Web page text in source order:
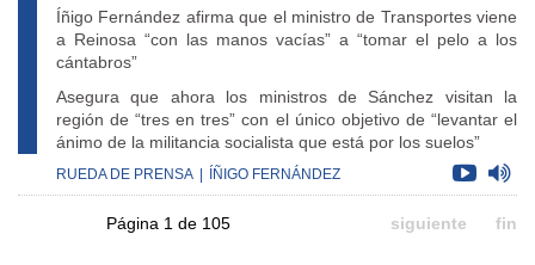
Íñigo Fernández afirma que el ministro de Transportes viene
a Reinosa “con las manos vacías” a “tomar el pelo a los
cántabros”
Asegura que ahora los ministros de Sánchez visitan la
región de “tres en tres” con el único objetivo de “levantar el
ánimo de la militancia socialista que está por los suelos”
RUEDA DE PRENSA ÍÑIGO FERNÁNDEZ
Página 1 de 105 siguiente fin